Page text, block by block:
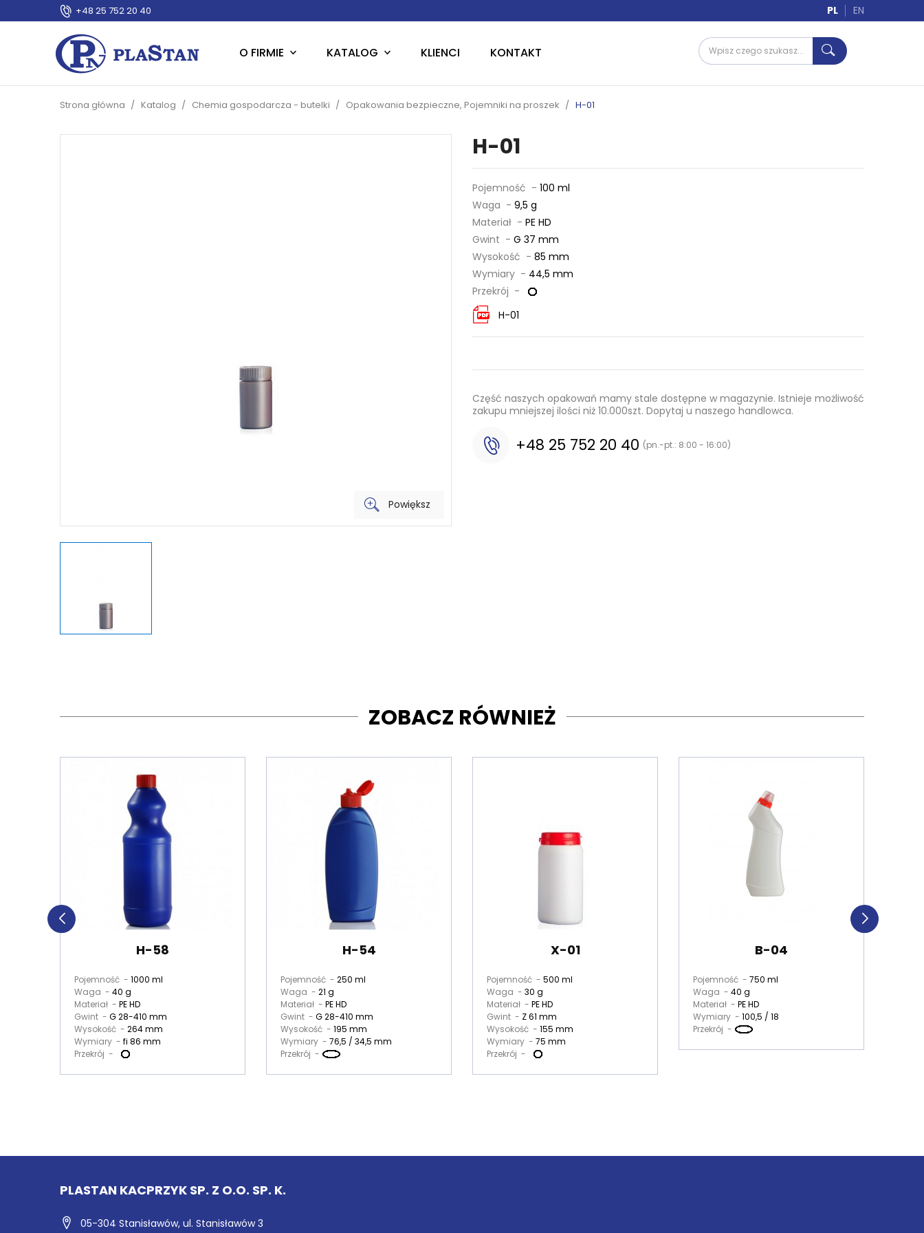
+48 25 752 20 40 PL EN
O FIRMIE KATALOG KLIENCI KONTAKT
Strona główna Katalog Chemia gospodarcza - butelki Opakowania bezpieczne, Pojemniki na proszek H-01
Powiększ
H-01
Pojemność - 100 ml
Waga - 9,5 g
Materiał - PE HD
Gwint - G 37 mm
Wysokość - 85 mm
Wymiary - 44,5 mm
Przekrój -
H-01
Część naszych opakowań mamy stale dostępne w magazynie. Istnieje możliwość
zakupu mniejszej ilości niż 10.000szt. Dopytaj u naszego handlowca.
+48 25 752 20 40 (pn.-pt.: 8:00 - 16:00)
ZOBACZ RÓWNIEŻ
H-58
Pojemność - 1000 ml
Waga - 40 g
Materiał - PE HD
Gwint - G 28-410 mm
Wysokość - 264 mm
Wymiary - fi 86 mm
Przekrój -
H-54
Pojemność - 250 ml
Waga - 21 g
Materiał - PE HD
Gwint - G 28-410 mm
Wysokość - 195 mm
Wymiary - 76,5 / 34,5 mm
Przekrój -
X-01
Pojemność - 500 ml
Waga - 30 g
Materiał - PE HD
Gwint - Z 61 mm
Wysokość - 155 mm
Wymiary - 75 mm
Przekrój -
B-04
Pojemność - 750 ml
Waga - 40 g
Materiał - PE HD
Wymiary - 100,5 / 18
Przekrój -
PLASTAN KACPRZYK SP. Z O.O. SP. K.
05-304 Stanisławów, ul. Stanisławów 3